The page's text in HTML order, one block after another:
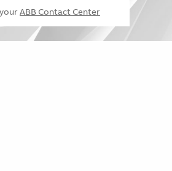
ABB Contact Center